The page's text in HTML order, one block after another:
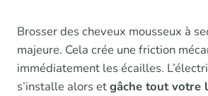
Brosser des cheveux mousseux à
majeure. Cela crée une friction
immédiatement les écailles.
s’installe alors etgâche tout votre